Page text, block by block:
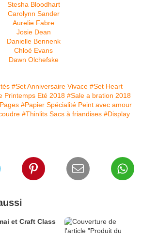
Stesha Bloodhart
Carolynn Sander
Aurelie Fabre
Josie Dean
Danielle Bennenk
Chloé Evans
Dawn Olchefske
#Set Anniversaire Vivace #Set Heart
Printemps Eté 2018 #Sale a bration 2018
#Papier Spécialité Peint avec amour
#Thinlits Sacs à friandises #Display
et Craft Class